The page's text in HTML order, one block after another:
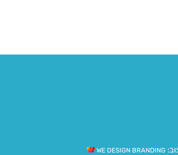
WE DESIGN BRANDING